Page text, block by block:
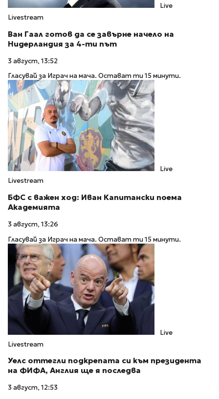
Live
Livestream
Ван Гаал готов да се завърне начело на
Нидерландия за 4-ти път
3 август, 13:52
Гласувай за Играч на мача. Остават ти 15 минути.
Live
Livestream
БФС с важен ход: Иван Капитански поема
Академията
3 август, 13:26
Гласувай за Играч на мача. Остават ти 15 минути.
Live
Livestream
Уелс оттегли подкрепата си към президента
на ФИФА, Англия ще я последва
3 август, 12:53